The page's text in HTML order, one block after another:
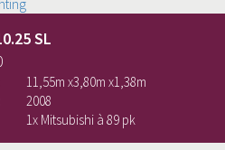
SL
11,55m x3,80m x1,38m
2008
1x Mitsubishi à 89 pk